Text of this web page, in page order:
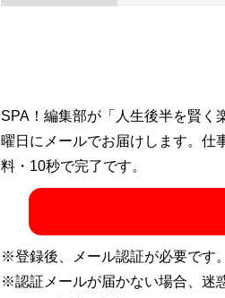
SPA！編集部が「人生後半を賢く
曜日にメールでお届けします。
料・10秒で完了です。
※登録後、メール認証が必要です
※認証メールが届かない場合、迷